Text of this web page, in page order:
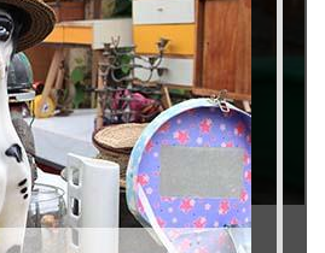
grenier et cave 79